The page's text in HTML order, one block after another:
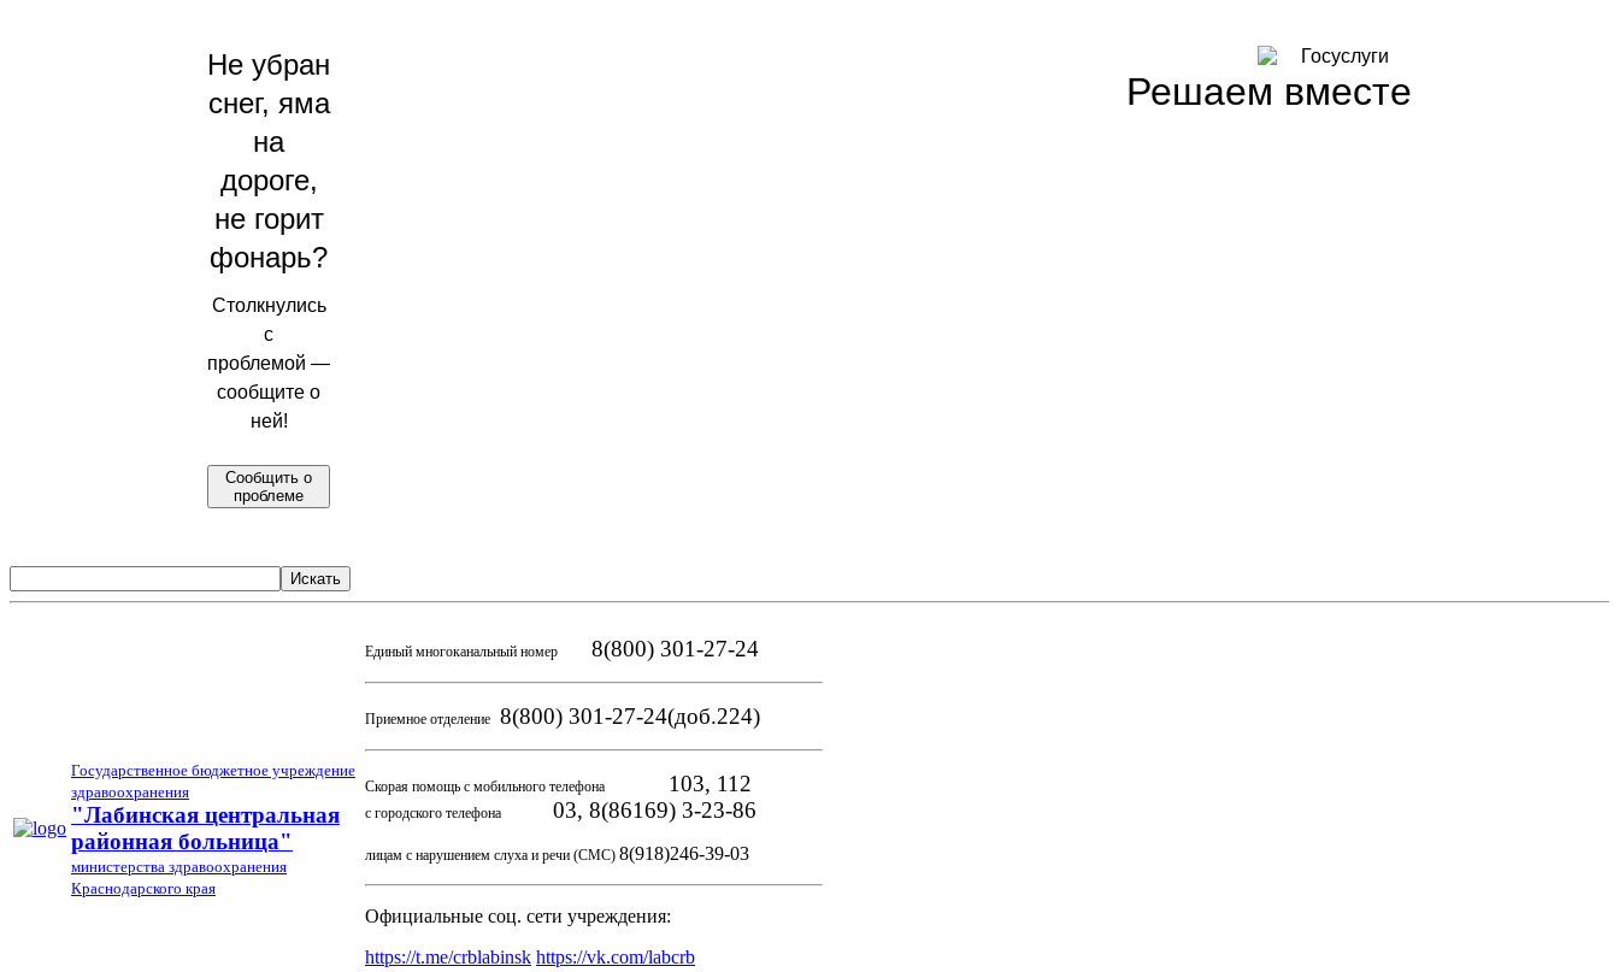
Решаем вместе
Не убран
снег, яма
на
дороге,
не горит
фонарь?
Столкнулись
с
проблемой —
сообщите о
ней!
Сообщить о
проблеме
Искать
Государственное бюджетное учреждение
здравоохранения
"Лабинская центральная
районная больница"
министерства здравоохранения
Краснодарского края
Единый многоканальный номер 8(800) 301-27-24
Приемное отделение 8(800) 301-27-24(доб.224)
Скорая помощь с мобильного телефона 103, 112
с городского телефона 03, 8(86169) 3-23-86
лицам с нарушением слуха и речи (СМС) 8(918)246-39-03
Официальные соц. сети учреждения:
https://t.me/crblabinsk https://vk.com/labcrb